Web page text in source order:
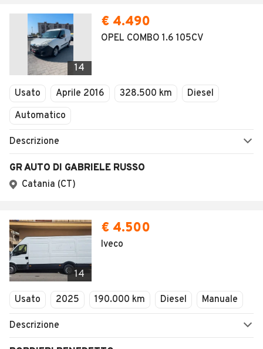
14
€ 4.490
OPEL COMBO 1.6 105CV
Usato Aprile 2016 328.500 km
Diesel
Automatico
Descrizione
GR AUTO DI GABRIELE RUSSO
Catania (CT)
14
€ 4.500
Iveco
Usato 2025 190.000 km Diesel Manuale
Descrizione